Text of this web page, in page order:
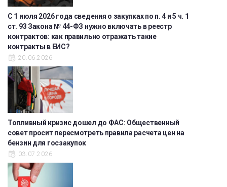
С 1 июля 2026 года сведения о закупках по п. 4 и 5 ч. 1
ст. 93 Закона № 44-ФЗ нужно включать в реестр
контрактов: как правильно отражать такие
контракты в ЕИС?
20.06.2026
Топливный кризис дошел до ФАС: Общественный
совет просит пересмотреть правила расчета цен на
бензин для госзакупок
03.07.2026